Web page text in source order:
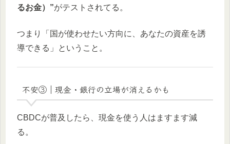
るお金）”がテストされてる。
つまり「国が使わせたい方向に、あなたの資産を誘
導できる」ということ。
不安③｜現金・銀行の立場が消えるかも
CBDCが普及したら、現金を使う人はますます減
る。